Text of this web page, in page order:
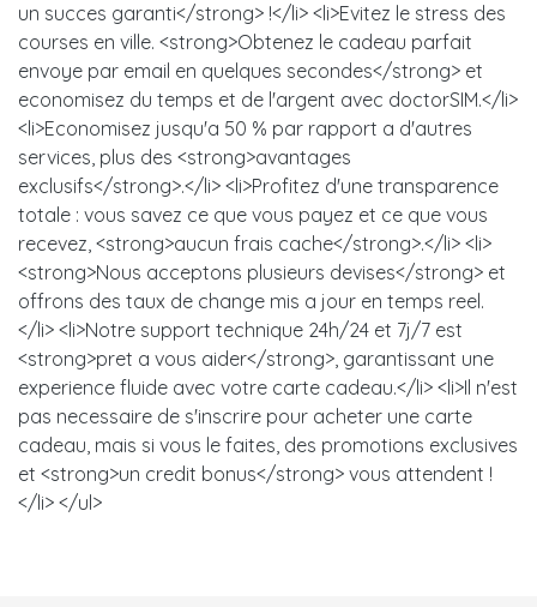
un succes garanti</strong> !</li> <li>Evitez le stress des
courses en ville. <strong>Obtenez le cadeau parfait
envoye par email en quelques secondes</strong> et
economisez du temps et de l'argent avec doctorSIM.</li>
<li>Economisez jusqu'a 50 % par rapport a d'autres
services, plus des <strong>avantages
exclusifs</strong>.</li> <li>Profitez d'une transparence
totale : vous savez ce que vous payez et ce que vous
recevez, <strong>aucun frais cache</strong>.</li> <li>
<strong>Nous acceptons plusieurs devises</strong> et
offrons des taux de change mis a jour en temps reel.
</li> <li>Notre support technique 24h/24 et 7j/7 est
<strong>pret a vous aider</strong>, garantissant une
experience fluide avec votre carte cadeau.</li> <li>Il n'est
pas necessaire de s'inscrire pour acheter une carte
cadeau, mais si vous le faites, des promotions exclusives
et <strong>un credit bonus</strong> vous attendent !
</li> </ul>